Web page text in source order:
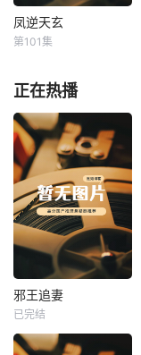
凤逆天玄
凤逆天玄
第101集
正在热播
热播
邪王追妻
未知
邪王追妻
已完结